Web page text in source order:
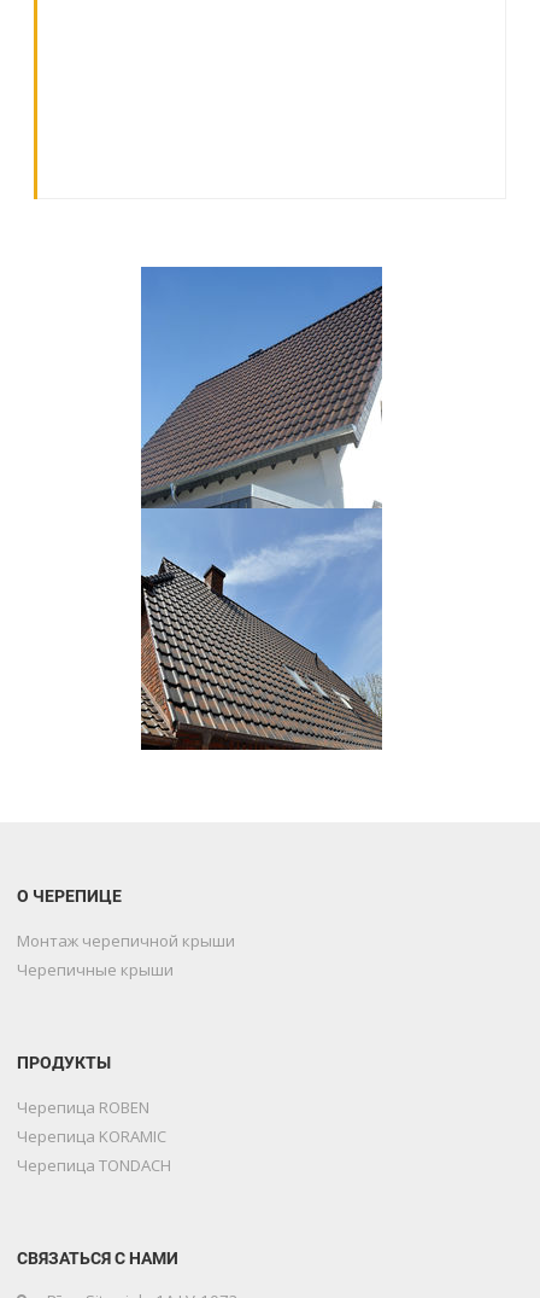
О ЧЕРЕПИЦЕ
Монтаж черепичной крыши
Черепичные крыши
ПРОДУКТЫ
Черепица ROBEN
Черепица KORAMIC
Черепица TONDACH
СВЯЗАТЬСЯ С НАМИ